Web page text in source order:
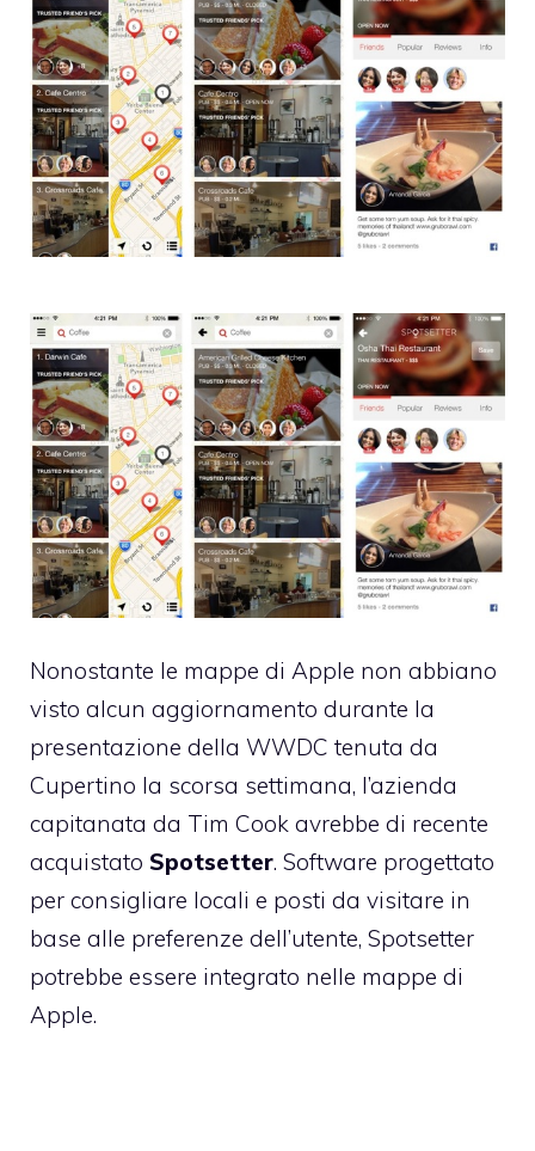
Nonostante le mappe di Apple non abbiano
visto alcun aggiornamento durante la
presentazione della WWDC tenuta da
Cupertino la scorsa settimana, l’azienda
capitanata da Tim Cook avrebbe di recente
acquistato Spotsetter. Software progettato
per consigliare locali e posti da visitare in
base alle preferenze dell’utente, Spotsetter
potrebbe essere integrato nelle mappe di
Apple.